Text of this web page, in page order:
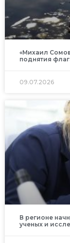
«Михаил
поднятия
09.07.2026
В регионе
ученых и